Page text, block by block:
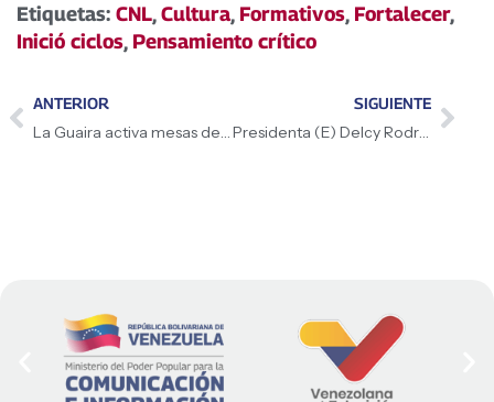
Etiquetas: CNL,Cultura, Formativos, Fortalecer,
Inició ciclos, Pensamiento crítico
ANTERIOR
La Guaira activa mesas de debate para reforma judicial
SIGUIENTE
Presidenta (E) Delcy Rodríguez visitó complejos industriales en Mumbai que priorizan el cuidado ambiental